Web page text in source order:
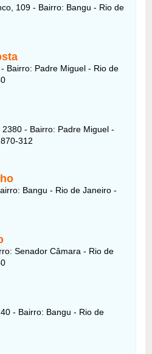
109 - Bairro: Bangu - Rio de
Bairro: Padre Miguel - Rio de
- Bairro: Padre Miguel -
312
Bangu - Rio de Janeiro -
Senador Câmara - Rio de
- Bairro: Bangu - Rio de